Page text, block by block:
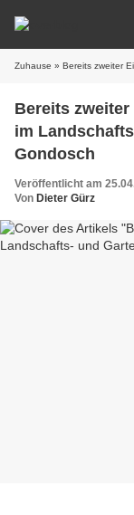
Zuhause » Bereits zweiter
Bereits
im
Gondosch
Veröffentlicht am
Von Dieter Gürz